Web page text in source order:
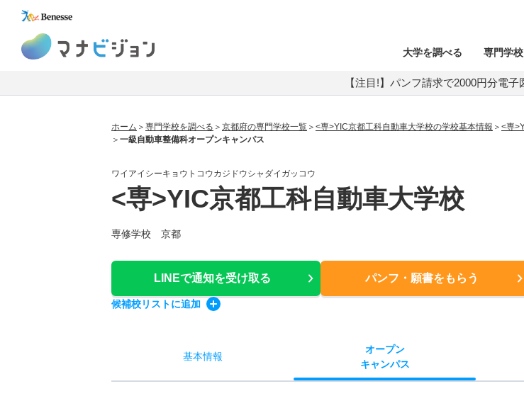
大学を調べる 専門学
【注目!】パンフ請求で2000円分電
ホーム 専門学校を調べる 京都府の専門学校一覧 <専>YIC京都工科自動車大学校の学校基本情報
<専
一級自動車整備科オープンキャンパス
ワイアイシーキョウトコウカジドウシャダイガッコウ
<専>YIC京都工科自動車大学校
専修学校 京都
LINEで通知を受け取る パンフ・願書をもらう
候補校リストに追加
基本情報
オープン
キャンパス